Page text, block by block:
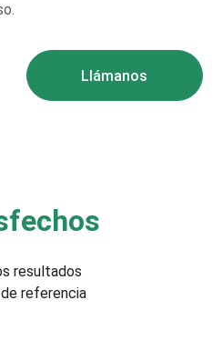
Llámanos
resultados
referencia